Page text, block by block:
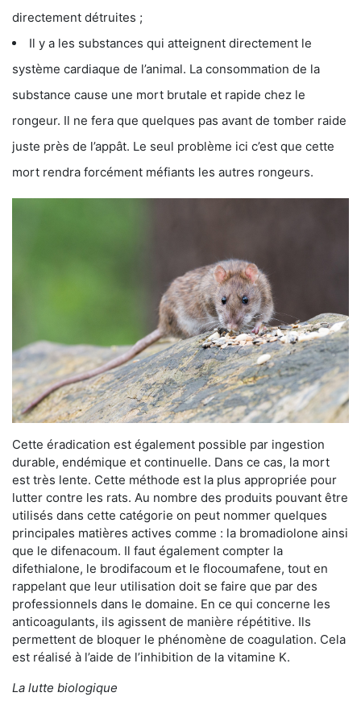
directement détruites ;
Il y a les substances qui atteignent directement le
système cardiaque de l’animal. La consommation de la
substance cause une mort brutale et rapide chez le
rongeur. Il ne fera que quelques pas avant de tomber raide
juste près de l’appât. Le seul problème ici c’est que cette
mort rendra forcément méfiants les autres rongeurs.
Cette éradication est également possible par ingestion
durable, endémique et continuelle. Dans ce cas, la mort
est très lente. Cette méthode est la plus appropriée pour
lutter contre les rats. Au nombre des produits pouvant être
utilisés dans cette catégorie on peut nommer quelques
principales matières actives comme : la bromadiolone ainsi
que le difenacoum. Il faut également compter la
difethialone, le brodifacoum et le flocoumafene, tout en
rappelant que leur utilisation doit se faire que par des
professionnels dans le domaine. En ce qui concerne les
anticoagulants, ils agissent de manière répétitive. Ils
permettent de bloquer le phénomène de coagulation. Cela
est réalisé à l’aide de l’inhibition de la vitamine K.
La lutte biologique